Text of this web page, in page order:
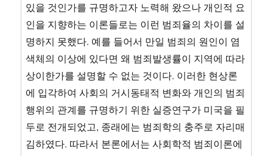
있을 것인가를 규명하고자 노력해 왔으나 개인적 요
인을 지향하는 이론들로는 이런 범죄율의 차이를 설
명하지 못했다. 예를 들어서 만일 범죄의 원인이 염
색체의 이상에 있다면 왜 범죄발생률이 지역에 따라
상이한가를 설명할 수 없는 것이다. 이러한 현상론
에 입각하여 사회의 거시동태적 변화와 개인의 범죄
행위의 관계를 규명하기 위한 실증연구가 미국을 필
두로 전개되었고, 종래에는 범죄학의 충주로 자리매
김하였다. 따라서 본론에서는 사회학적 범죄이론에